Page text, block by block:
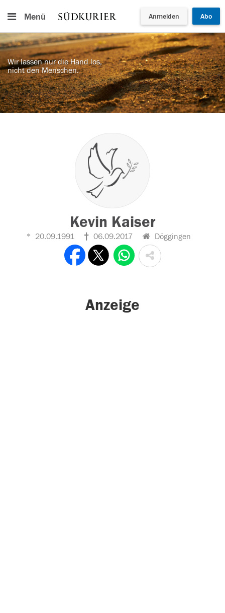
Menü Anmelden Abo
Wir lassen nur die Hand los,
nicht den Menschen.
Kevin Kaiser
20.09.1991 06.09.2017 Döggingen
Anzeige